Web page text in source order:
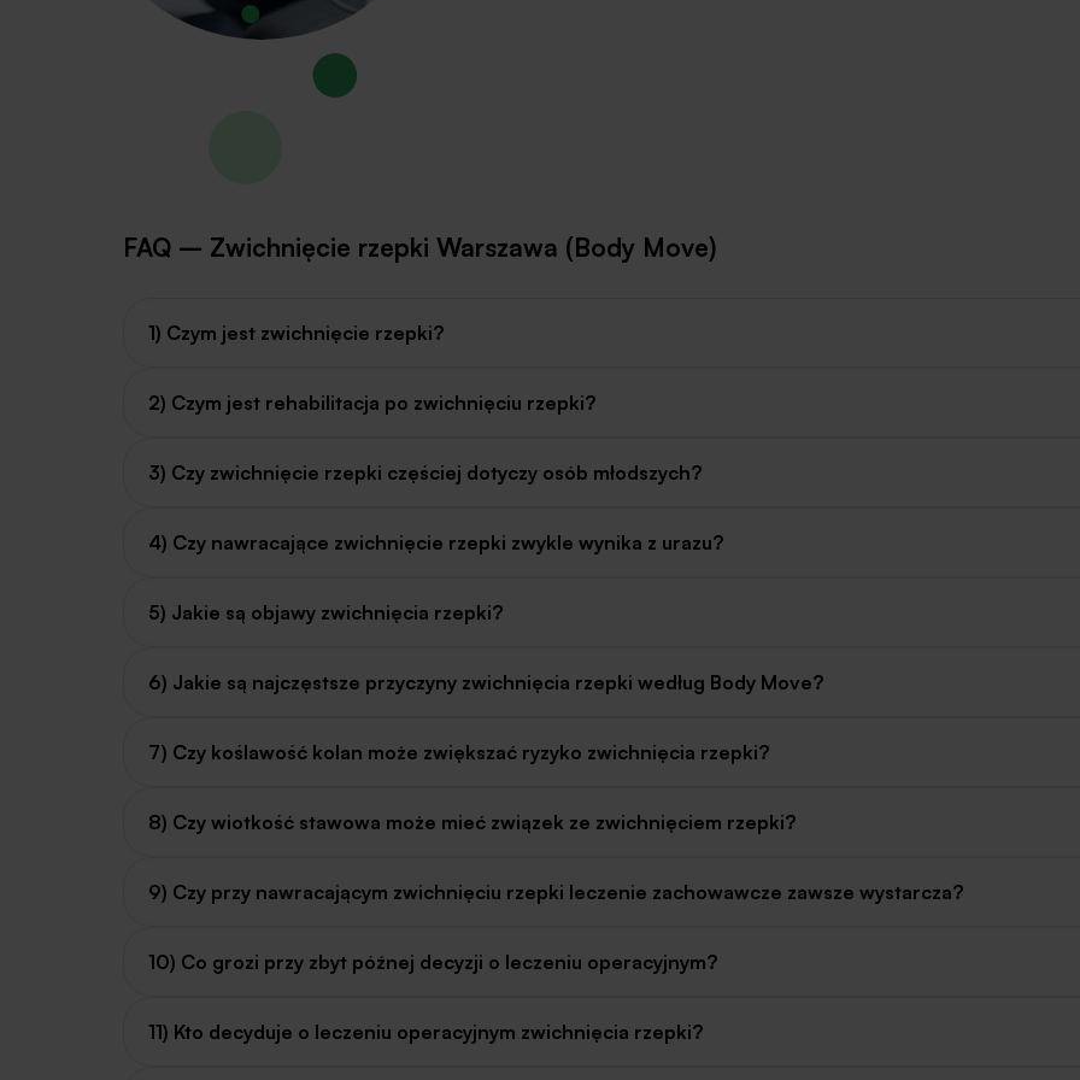
FAQ – Zwichnięcie rzepki Warszawa (Body Move)
1) Czym jest zwichnięcie rzepki?
2) Czym jest rehabilitacja po zwichnięciu rzepki?
3) Czy zwichnięcie rzepki częściej dotyczy osób młodszych?
4) Czy nawracające zwichnięcie rzepki zwykle wynika z urazu?
5) Jakie są objawy zwichnięcia rzepki?
6) Jakie są najczęstsze przyczyny zwichnięcia rzepki według Body Move?
7) Czy koślawość kolan może zwiększać ryzyko zwichnięcia rzepki?
8) Czy wiotkość stawowa może mieć związek ze zwichnięciem rzepki?
9) Czy przy nawracającym zwichnięciu rzepki leczenie zachowawcze zawsze wystarcza?
10) Co grozi przy zbyt późnej decyzji o leczeniu operacyjnym?
11) Kto decyduje o leczeniu operacyjnym zwichnięcia rzepki?